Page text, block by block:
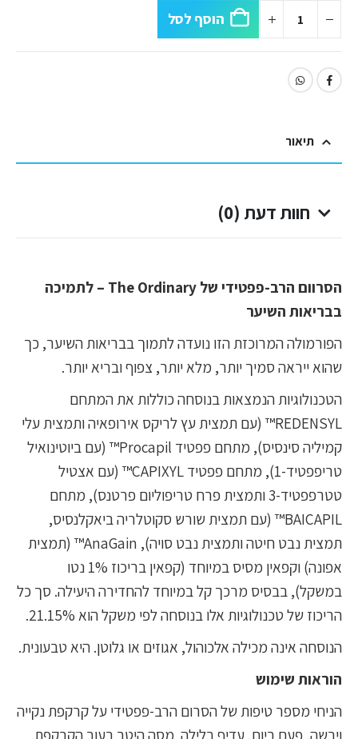
הוסף לסל
תיאור
חוות דעת (0)
הסרוום הרב-פפטידי של The Ordinary – לתמיכה
בבריאות השיער
הפורמולה המרוכזת הזו נועדה לתמוך בבריאות השיער, כך
שהוא ייראה סמיך יותר, מלא יותר, צפוף ובריא יותר.
הטכנולוגיות הנמצאות בנוסחה כוללות את המתחם
REDENSYL™ (עם תמצית עץ לריקס אירופאיה ותמצית עלי
קמיליה סינסיס), מתחם פפטיד Procapil™ (עם ביוטינואיל
טריפפטיד-1), מתחם פפטיד CAPIXYL™ (עם אצטיל
טטרפפטיד-3 ותמצית פרח טריפוליום פרטנס), מתחם
BAICAPIL™ (עם תמצית שורש סקוטלריה ביאקלנסיס,
תמצית נבט חיטה ותמצית נבט סויה), AnaGain™ (תמצית
אפונה) וקפאין מסיס במיוחד (קפאין בריכוז 1% נטו
במשקל), בבסיס מרכך קל במיוחד להחדירה היעילה. סך כל
הריכוז של טכנולוגיות אלו בנוסחה לפי משקל הוא 21.15%.
הנוסחה אינה מכילה אלכוהול, אגוזים או גלוטן. היא טבעונית.
הוראות שימוש
הניחי מספר טיפות של הסרום הרב-פפטידי על קרקפת נקייה